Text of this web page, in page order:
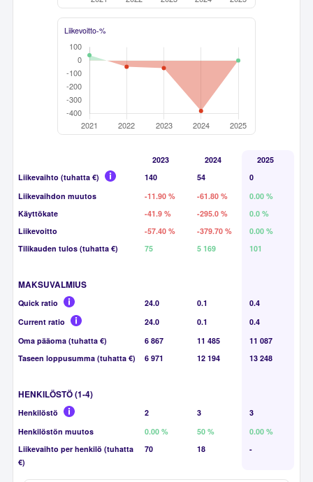
Liikevoitto-%
2023 2024
2025
Liikevaihto (tuhatta €)
140 54
0
Liikevaihdon muutos
-11.90 % -61.80 %
0.00 %
Käyttökate
-41.9 % -295.0 %
0.0 %
Liikevoitto
-57.40 % -379.70 %
0.00 %
Tilikauden tulos (tuhatta €)
75 5 169 101
MAKSUVALMIUS
Quick ratio 24.0 0.1
0.4
Current ratio
24.0 0.1
0.4
Oma pääoma (tuhatta €)
6 867 11 485
11 087
Taseen loppusumma (tuhatta €)
6 971 12 194 13 248
HENKILÖSTÖ (1-4)
Henkilöstö 2 3
3
Henkilöstön muutos
0.00 % 50 %
0.00 %
Liikevaihto per henkilö (tuhatta
€)
70 18 -